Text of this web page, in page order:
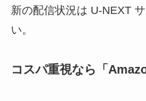
新の配信状況は U-NEXT
い。
コスパ重視なら「